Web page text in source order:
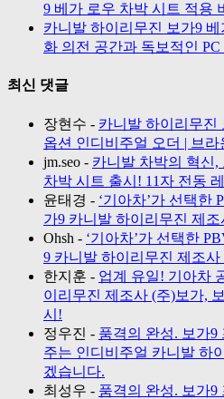
9 베가 로우 차박 시트 적용
카니발 하이리무진 보가9
화 의전 공간과 독보적인
최신 댓글
장현수 - 카니발 하이리무진
옵션 인디비주얼 오더 | 브
jm.seo - 카니발 차박의 혁신,
차박 시트 출시! 11자 전동
윤태경 - ‘기아차’가 선택한
가9 카니발 하이리무진 제
Ohsh - ‘기아차’가 선택한
9 카니발 하이리무진 제조
한지훈 - 업계 유일! 기아차
이리무진 제조사 (주)보가,
시!
정우진 - 품격의 완성. 보가9
주는 인디비주얼 카니발 하
겠습니다.
최성우 - 품격의 완성. 보가9